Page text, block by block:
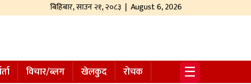
बिहिबार,साउन२१,२०८३ | August 6, 2026
☰
विचार/ब्लग खेलकुद
रोचक